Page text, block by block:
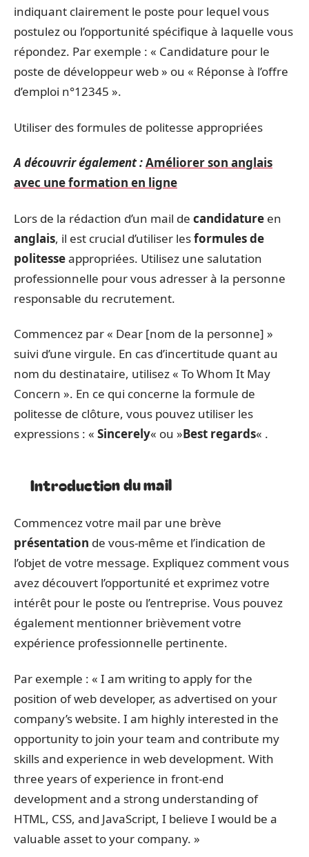
indiquant clairement le poste pour lequel vous
postulez ou l’opportunité spécifique à laquelle vous
répondez. Par exemple : « Candidature pour le
poste de développeur web » ou « Réponse à l’offre
d’emploi n°12345 ».
Utiliser des formules de politesse appropriées
A découvrir également :Améliorer son anglais
avec une formation en ligne
Lors de la rédaction d’un mail de candidature en
anglais, il est crucial d’utiliser lesformules de
politesseappropriées. Utilisez une salutation
professionnelle pour vous adresser à la personne
responsable du recrutement.
Commencez par « Dear [nom de la personne] »
suivi d’une virgule. En cas d’incertitude quant au
nom du destinataire, utilisez « To Whom It May
Concern ». En ce qui concerne la formule de
politesse de clôture, vous pouvez utiliser les
expressions : « Sincerely« ou »Best regards« .
Introduction du mail
Commencez votre mail par une brève
présentation de vous-même et l’indication de
l’objet de votre message. Expliquez comment vous
avez découvert l’opportunité et exprimez votre
intérêt pour le poste ou l’entreprise. Vous pouvez
également mentionner brièvement votre
expérience professionnelle pertinente.
Par exemple : « I am writing to apply for the
position of web developer, as advertised on your
company’s website. I am highly interested in the
opportunity to join your team and contribute my
skills and experience in web development. With
three years of experience in front-end
development and a strong understanding of
HTML, CSS, and JavaScript, I believe I would be a
valuable asset to your company. »